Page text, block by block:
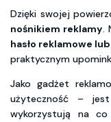
Dzięki swojej
nośnikiem reklamy.
hasło reklamowe
praktycznym
Jako gadżet
użyteczność –
wykorzystują na